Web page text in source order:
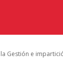
Gestión e